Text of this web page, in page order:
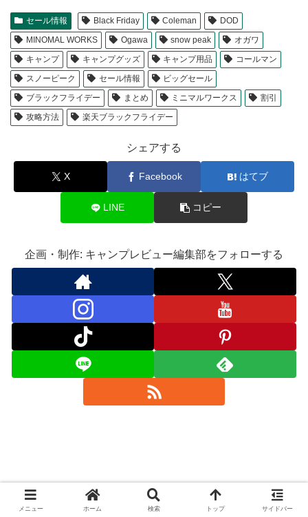
セール情報 Black Friday Coleman
DOD
MINOMAL WORKS
Ogawa snow peak
オガワ
キャンプ
キャンプグッズ キャンプ用品
コールマン
スノーピーク
セール情報
ビッグセール
ブラックフライデー
まとめ ミニマルワークス
割引
攻略方法
楽天ブラックフライデー
シェアする
X Facebook はてブ
LINE コピー
企画・制作: キャンプレビュー編集部をフォローする
メニュー ホーム 検索 トップ サイドバー